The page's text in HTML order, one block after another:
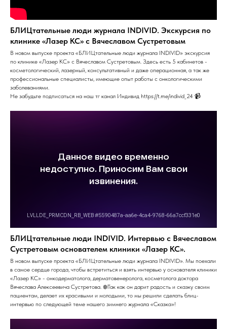
БЛИЦтательные люди журнала INDIVID. Экскурсия по
клинике «Лазер КС» с Вячеславом Сустретовым
В новом выпуске проекта «БЛИЦтательные люди журнала INDIVID» экскурсия
по клинике «Лазер КС» с Вячеславом Сустретовым. Здесь есть 5 кабинетов -
косметологический, лазерный, консультативный и даже операционная, а так же
профессиональные специалисты, имеющие опыт работы с онкологическими
заболеваниями.
Не забудьте подписаться на наш тг канал Индивид https://t.me/individ_24 📹
БЛИЦтательные люди INDIVID. Интервью с Вячеславом
Сустретовым основателем клиники «Лазер КС».
В новом выпуске проекта «БЛИЦтательные люди журнала INDIVID». Мы поехали
в самое сердце города, чтобы встретиться и взять интервью у основателя клиники
«Лазер КС» - онкодерматолога, дерматовенеролога, косметолога доктора
Вячеслава Алексеевича Сустретова. ❄️Так как он дарит радость и сказку своим
пациентам, делает их красивыми и молодыми, то мы решили сделать блиц-
интервью по следующей теме нашего зимнего журнала «Сказка»!